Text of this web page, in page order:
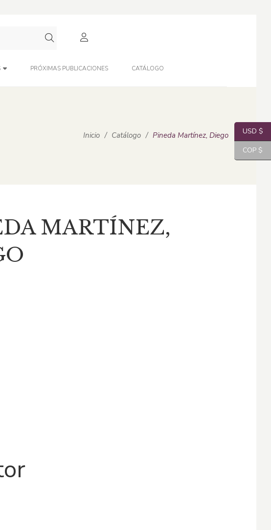
PRÓXIMAS PUBLICACIONES CATÁLOGO
Inicio / Catálogo / Pineda Martínez, Diego
MARTÍNEZ,
USD $
COP $